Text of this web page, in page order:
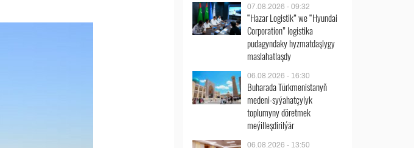
07.08.2026 - 09:32
“Hazar Logistik” we “Hyundai
Corporation” logistika
pudagyndaky hyzmatdaşlygy
maslahatlaşdy
06.08.2026 - 16:30
Buharada Türkmenistanyň
medeni-syýahatçylyk
toplumyny döretmek
meýilleşdirilýär
06.08.2026 - 13:50